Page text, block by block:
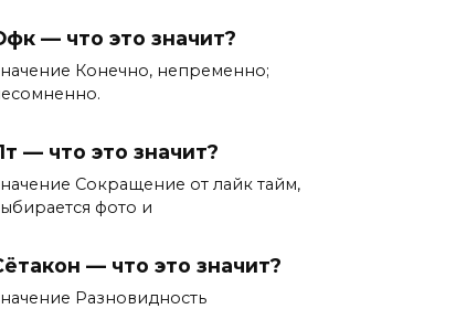
— что это значит?
Конечно, непременно;
— что это значит?
Сокращение от лайк тайм,
фото и
— что это значит?
Разновидность